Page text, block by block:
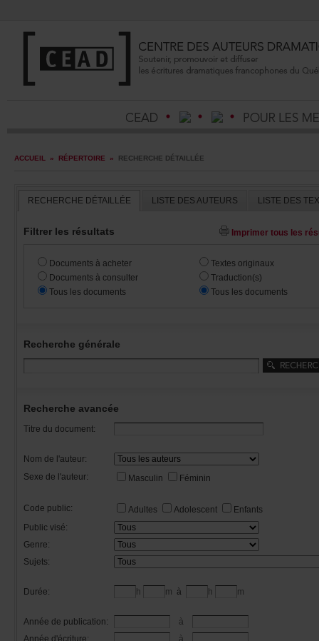
ACCUEIL » RÉPERTOIRE » RECHERCHEDÉTAILLÉE
RECHERCHEDÉTAILLÉE LISTEDESAUTEURS
Filtrerlesrésultats
Documentsàacheter
Documentsàconsulter
Touslesdocuments
Textesoriginaux
Traduction(s)
Touslesdocuments
Recherchegénérale
Rechercheavancée
Titredudocument:
Nomdel'auteur:
Sexedel'auteur:
Masculin Féminin
Codepublic: Adultes Adolescent
Enfants
Publicvisé:
Genre:
Sujets:
Durée: h m à h m
Annéedepublication:
à
Annéed'écriture:
à